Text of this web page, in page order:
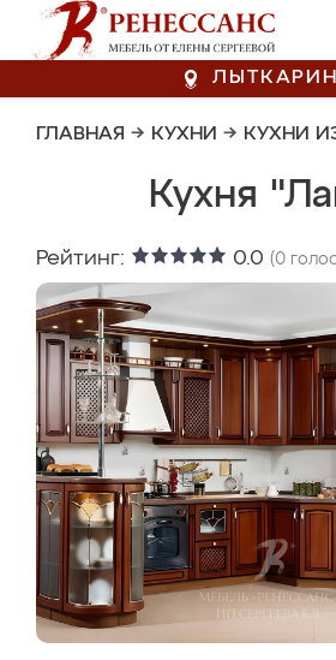
ГЛАВНАЯ → КУХНИ → КУХНИ
Кухня
Рейтинг: 0.0 (0